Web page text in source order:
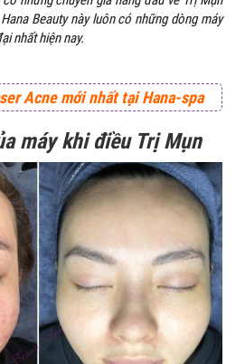
Beauty này luôn có những dòng máy
nhất hiện nay.
Acne mới nhất tại Hana-spa
máy khi điều Trị Mụn